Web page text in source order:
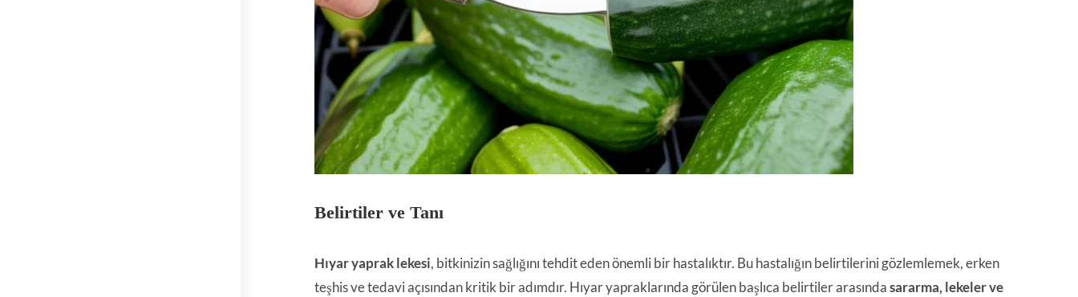
Belirtiler ve Tanı
Hıyar yaprak lekesi, bitkinizin sağlığını tehdit eden önemli bir hastalıktır. Bu hastalığın belirtilerini gözlemlemek, erken
teşhis ve tedavi açısından kritik bir adımdır. Hıyar yapraklarında görülen başlıca belirtiler arasındasararma, lekeler ve